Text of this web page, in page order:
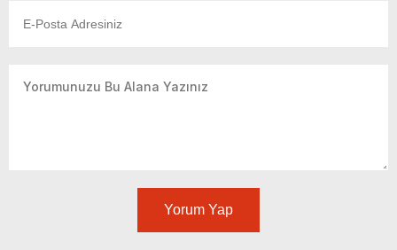
Yorum Yap